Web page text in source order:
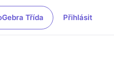
Třída Přihlásit